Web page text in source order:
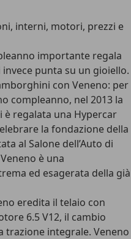
interni, motori, prezzi e
importante regala
invece punta su un gioiello.
con Veneno: per
compleanno, nel 2013 la
è regalata una Hypercar
la fondazione della
al Salone dell’Auto di
è una
ed esagerata della già
eredita il telaio con
6.5 V12, il cambio
trazione integrale. Veneno